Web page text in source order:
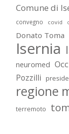
Comune di
convegno covid
Donato Toma
Isernia
neuromed
Pozzilli
regione
terremoto